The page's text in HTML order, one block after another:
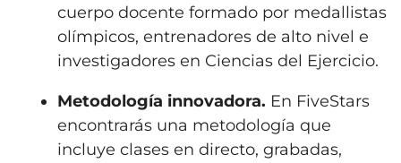
cuerpo docente formado por medallistas
olímpicos, entrenadores de alto nivel e
investigadores en Ciencias del Ejercicio.
Metodología innovadora. En FiveStars
encontrarás una metodología que
incluye clases en directo, grabadas,